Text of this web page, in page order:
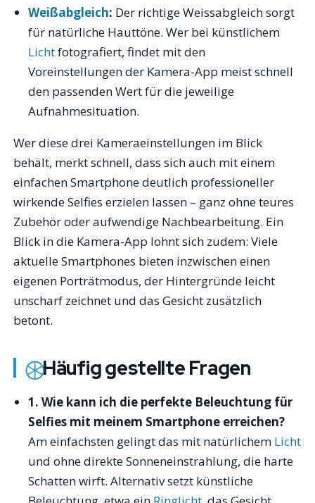
Weißabgleich: Der richtige Weissabgleich sorgt
für natürliche Hauttöne. Wer bei künstlichem
Lichtfotografiert, findet mit den
Voreinstellungen der Kamera-App meist schnell
den passenden Wert für die jeweilige
Aufnahmesituation.
Wer diese drei Kameraeinstellungen im Blick
behält, merkt schnell, dass sich auch mit einem
einfachen Smartphone deutlich professioneller
wirkende Selfies erzielen lassen – ganz ohne teures
Zubehör oder aufwendige Nachbearbeitung. Ein
Blick in die Kamera-App lohnt sich zudem: Viele
aktuelle Smartphones bieten inzwischen einen
eigenen Porträtmodus, der Hintergründe leicht
unscharf zeichnet und das Gesicht zusätzlich
betont.
Häufig gestellte Fragen
1. Wie kann ich die perfekte Beleuchtung für
Selfies mit meinem Smartphone erreichen?
Am einfachsten gelingt das mit natürlichem Licht
und ohne direkte Sonneneinstrahlung, die harte
Schatten wirft. Alternativ setzt künstliche